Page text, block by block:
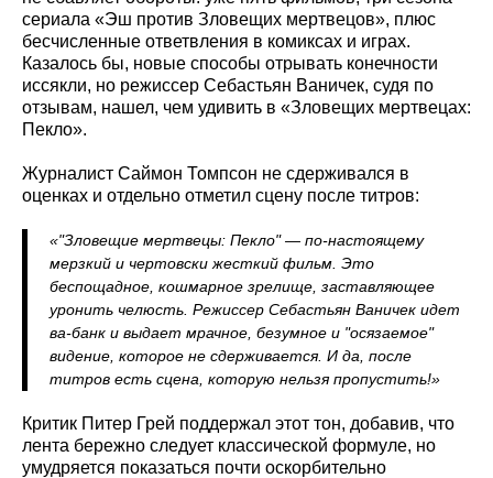
сериала «Эш против Зловещих мертвецов», плюс
бесчисленные ответвления в комиксах и играх.
Казалось бы, новые способы отрывать конечности
иссякли, но режиссер Себастьян Ваничек, судя по
отзывам, нашел, чем удивить в «Зловещих мертвецах:
Пекло».
Журналист Саймон Томпсон не сдерживался в
оценках и отдельно отметил сцену после титров:
«"Зловещие мертвецы: Пекло" — по‑настоящему
мерзкий и чертовски жесткий фильм. Это
беспощадное, кошмарное зрелище, заставляющее
уронить челюсть. Режиссер Себастьян Ваничек идет
ва-банк и выдает мрачное, безумное и "осязаемое"
видение, которое не сдерживается. И да, после
титров есть сцена, которую нельзя пропустить!»
Критик Питер Грей поддержал этот тон, добавив, что
лента бережно следует классической формуле, но
умудряется показаться почти оскорбительно